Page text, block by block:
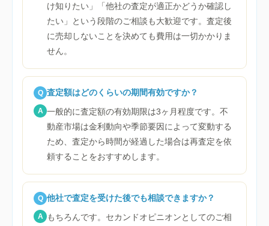
け知りたい」「他社の査定が適正かどうか確認し
たい」という段階のご相談も大歓迎です。査定後
に売却しないことを決めても費用は一切かかりま
せん。
Q 査定額はどのくらいの期間有効ですか？
A 一般的に査定額の有効期限は3ヶ月程度です。不
動産市場は金利動向や季節要因によって変動する
ため、査定から時間が経過した場合は再査定を依
頼することをおすすめします。
Q 他社で査定を受けた後でも相談できますか？
A
もちろんです。セカンドオピニオンとしてのご相